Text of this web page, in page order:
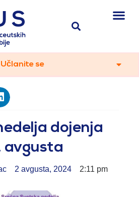
Učlanite se
dojenja
avgusta
2 avgusta, 2024 2:11 pm